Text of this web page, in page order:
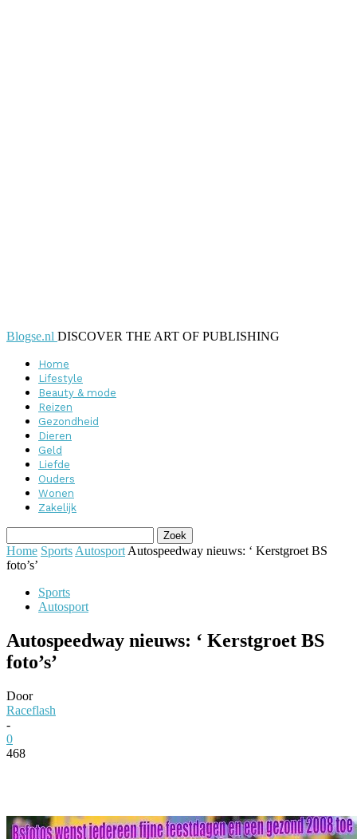
Blogse.nl DISCOVER THE ART OF PUBLISHING
Home
Lifestyle
Beauty & mode
Reizen
Gezondheid
Dieren
Geld
Liefde
Ouders
Wonen
Zakelijk
Home Sports Autosport Autospeedway nieuws: ‘ Kerstgroet BS
foto’s’
Sports
Autosport
Autospeedway nieuws: ‘ Kerstgroet BS
foto’s’
Door
Raceflash
-
0
468